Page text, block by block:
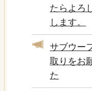
たらよろ
します。
サブウー
取りをお
た